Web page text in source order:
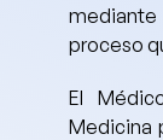
mediante
proceso
El
Medicina